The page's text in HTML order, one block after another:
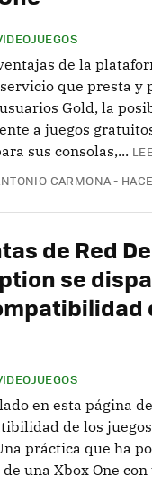
de la
que presta y
Gold, la
a juegos
sus consolas,...
CARMONA
de Red
se
en esta página
de los
práctica que ha
una Xbox One